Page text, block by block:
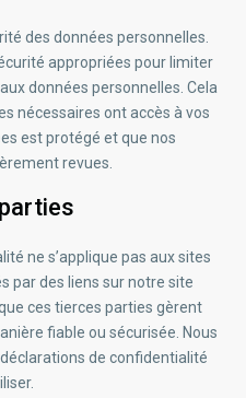
des données personnelles.
appropriées pour limiter
données personnelles. Cela
nécessaires ont accès à vos
est protégé et que nos
revues.
ne s’applique pas aux sites
par des liens sur notre site
ces tierces parties gèrent
fiable ou sécurisée. Nous
de confidentialité